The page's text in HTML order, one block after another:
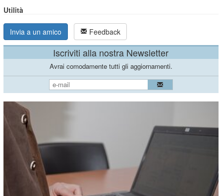
Utilità
Invia a un amico Feedback
Iscriviti alla nostra Newsletter
Avrai comodamente tutti gli aggiornamenti.